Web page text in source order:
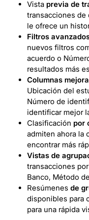
Vista previa de
transacciones de
le ofrece un
Filtros
nuevos filtros
acuerdo o
resultados más
Columnas
Ubicación del
Número de
identificar mejor
Clasificación por
admiten ahora la
encontrar más
Vistas de
transacciones
Banco, Método
Resúmenes de
disponibles para
para una rápida